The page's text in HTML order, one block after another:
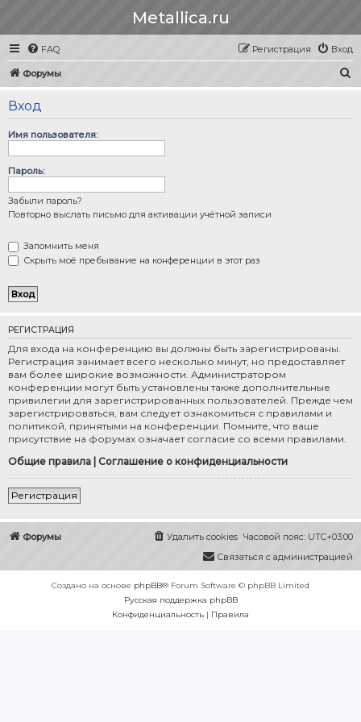
Metallica.ru
FAQ Вход
Регистрация
Форумы
Вход
Имя пользователя:
Пароль:
Забыли пароль?
Повторно выслать письмо для активации учётной записи
Запомнить меня
Скрыть моё пребывание на конференции в этот раз
РЕГИСТРАЦИЯ
Для входа на конференцию вы должны быть зарегистрированы.
Регистрация занимает всего несколько минут, но предоставляет
вам более широкие возможности. Администратором
конференции могут быть установлены также дополнительные
привилегии для зарегистрированных пользователей. Прежде чем
зарегистрироваться, вам следует ознакомиться с правилами и
политикой, принятыми на конференции. Помните, что ваше
присутствие на форумах означает согласие со всеми правилами.
Общие правила Соглашение о конфиденциальности
Регистрация
Форумы Часовой пояс: UTC+03:00
Удалить cookies
Связаться с администрацией
Создано на основе phpBB® Forum Software © phpBB Limited
Русская поддержка phpBB
Конфиденциальность | Правила